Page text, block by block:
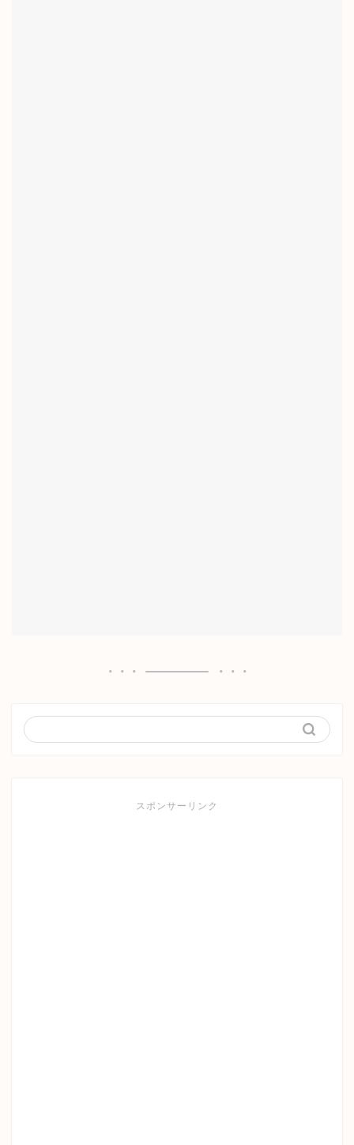
スポンサーリンク